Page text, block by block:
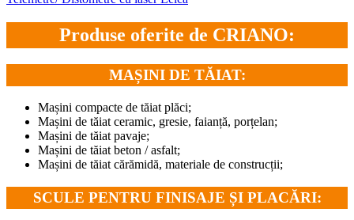
Produse oferite de CRIANO:
MAȘINI DE TĂIAT:
Mașini compacte de tăiat plăci;
Mașini de tăiat ceramic, gresie, faianță, porțelan;
Mașini de tăiat pavaje;
Mașini de tăiat beton / asfalt;
Mașini de tăiat cărămidă, materiale de construcții;
SCULE PENTRU FINISAJE ȘI PLACĂRI: